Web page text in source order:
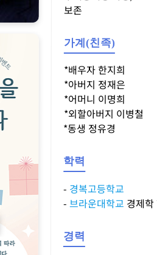
보존
가계(친족)
*배우자 한지희
*아버지 정재은
*어머니 이명희
*외할아버지 이병철
*동생 정유경
학력
- 경복고등학교
-브라운대학교 경제학
경력